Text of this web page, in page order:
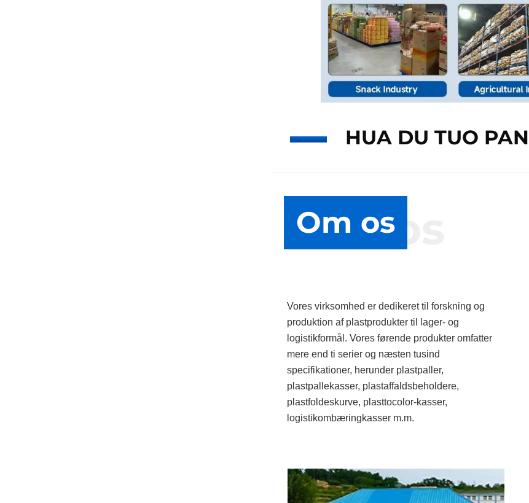
HUA DU TUO PAN
Om os
Om os
Vores virksomhed er dedikeret til forskning og
produktion af plastprodukter til lager- og
logistikformål. Vores førende produkter omfatter
mere end ti serier og næsten tusind
specifikationer, herunder plastpaller,
plastpallekasser, plastaffaldsbeholdere,
plastfoldeskurve, plasttocolor-kasser,
logistikombæringkasser m.m.